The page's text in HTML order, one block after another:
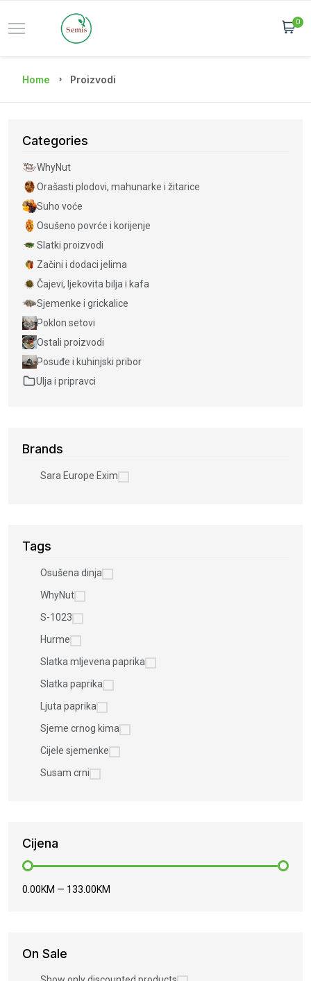
0
Home Proizvodi
Categories
WhyNut
Orašasti plodovi, mahunarke i žitarice
Suho voće
Osušeno povrće i korijenje
Slatki proizvodi
Začini i dodaci jelima
Čajevi, ljekovita bilja i kafa
Sjemenke i grickalice
Poklon setovi
Ostali proizvodi
Posuđe i kuhinjski pribor
Ulja i pripravci
Brands
Sara Europe Exim
Tags
Osušena dinja
WhyNut
S-1023
Hurme
Slatka mljevena paprika
Slatka paprika
Ljuta paprika
Sjeme crnog kima
Cijele sjemenke
Susam crni
Cijena
0.00KM — 133.00KM
On Sale